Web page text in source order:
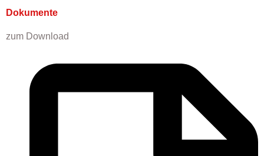
Dokumente
zum Download